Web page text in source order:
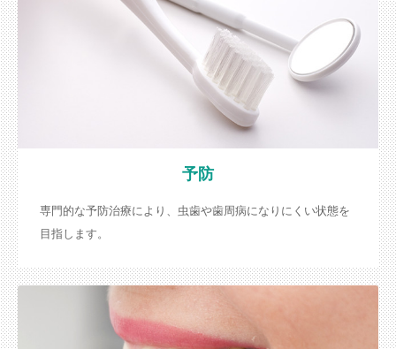
予防
専門的な予防治療により、虫歯や歯周病になりにくい状態を
目指します。